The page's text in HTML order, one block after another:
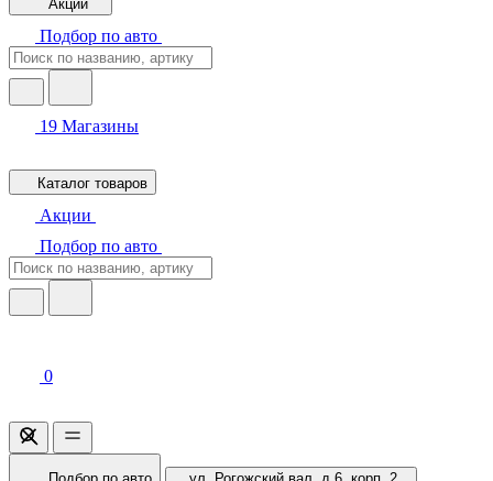
Акции
Подбор по авто
19 Магазины
Каталог товаров
Акции
Подбор по авто
0